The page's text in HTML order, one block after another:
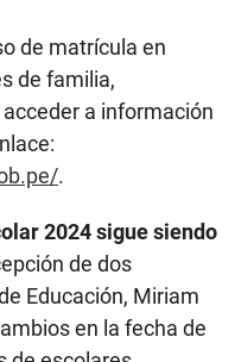
de matrícula en
de familia,
a información
.
2024 sigue siendo
de dos
Educación, Miriam
en la fecha de